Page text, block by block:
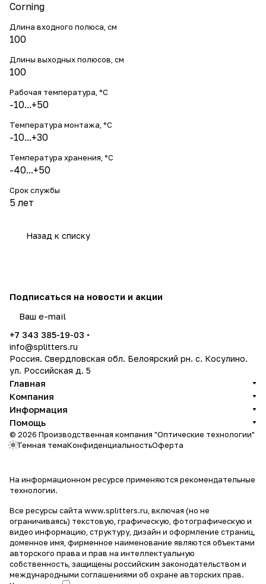
Corning
Длина входного полюса, см
100
Длины выходных полюсов, см
100
Рабочая температура, °С
-10...+50
Температура монтажа, °С
-10...+30
Температура хранения, °С
-40...+50
Срок службы
5 лет
Назад к списку
Подписаться на новости и акции
+7 343 385-19-03
info@splitters.ru
Россия. Свердловская обл. Белоярский рн. с. Косулино.
ул. Российская д. 5
Главная
Компания
Информация
Помощь
© 2026 Производственная компания "Оптические технологии"
Темная темаКонфиденциальностьОферта
На информационном ресурсе применяются рекомендательные
технологии.
Все ресурсы сайта www.splitters.ru, включая (но не
ограничиваясь) текстовую, графическую, фотографическую и
видео информацию, структуру, дизайн и оформление страниц,
доменное имя, фирменное наименование являются объектами
авторского права и прав на интеллектуальную
собственность, защищены российским законодательством и
международными соглашениями об охране авторских прав.